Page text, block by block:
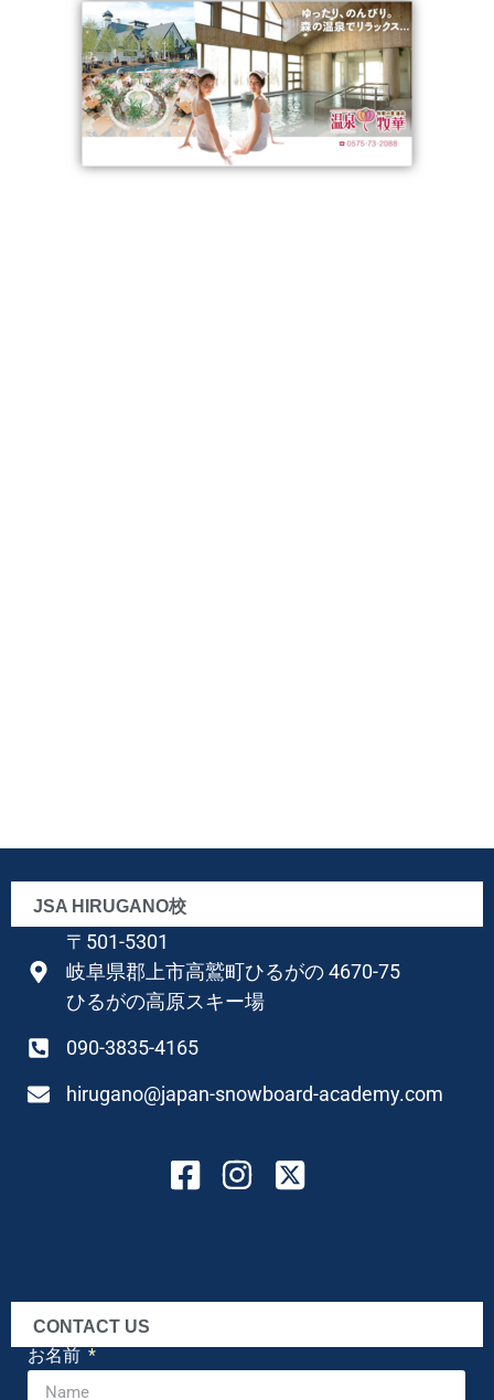
JSA HIRUGANO校
〒501-5301
岐阜県郡上市高鷲町ひるがの 4670-75
ひるがの高原スキー場
090-3835-4165
hirugano@japan-snowboard-academy.com
CONTACT US
お名前